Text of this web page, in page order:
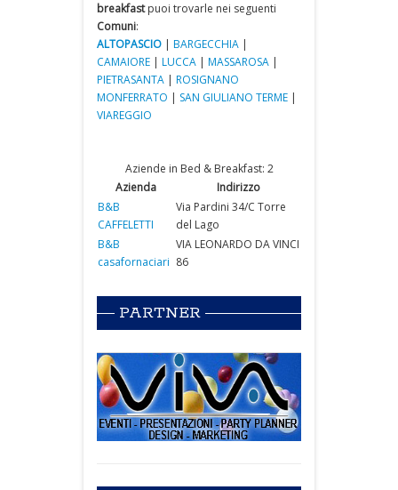
breakfastpuoi trovarle nei seguenti
Comuni:
ALTOPASCIO | BARGECCHIA |
CAMAIORE | LUCCA | MASSAROSA |
PIETRASANTA | ROSIGNANO
MONFERRATO | SAN GIULIANO TERME |
VIAREGGIO
Aziende in Bed & Breakfast: 2
Azienda
Indirizzo
B&B
CAFFELETTI
Via Pardini 34/C Torre
del Lago
B&B
casafornaciari
VIA LEONARDO DA VINCI
86
PARTNER